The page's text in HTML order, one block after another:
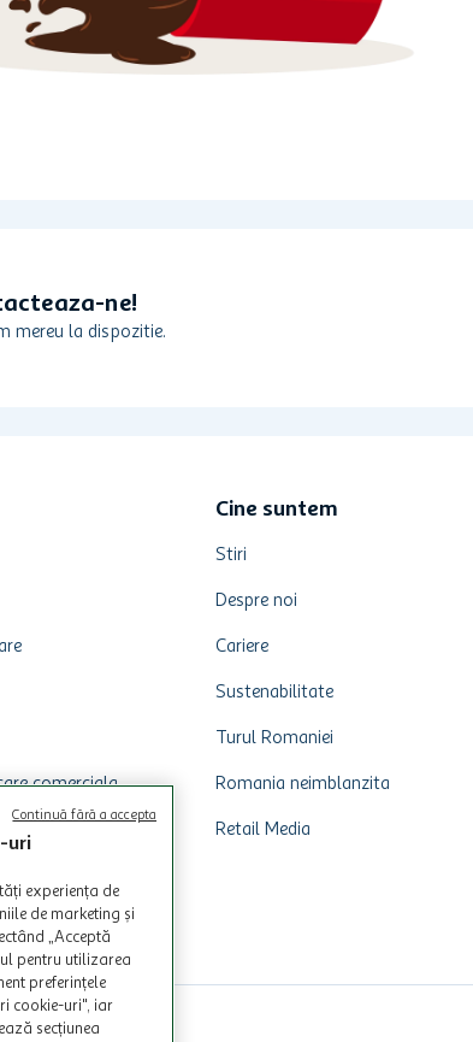
garden star
lapte
ne!
mereu la dispozitie.
comerciala
Cine suntem
Stiri
Despre noi
Cariere
Sustenabilitate
Turul Romaniei
Romania neimblanzita
Retail Media
uri
experiența de
de marketing și
„Acceptă
pentru utilizarea
preferințele
cookie-uri", iar
secțiunea
Continuă fără a accepta